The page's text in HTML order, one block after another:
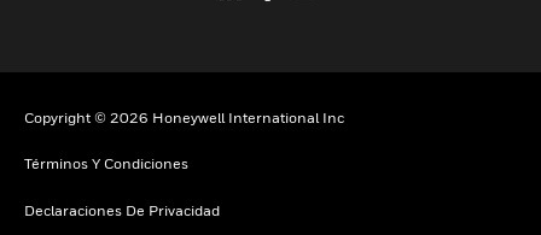
Copyright © 2026 Honeywell International Inc
Términos Y Condiciones
Declaraciones De Privacidad